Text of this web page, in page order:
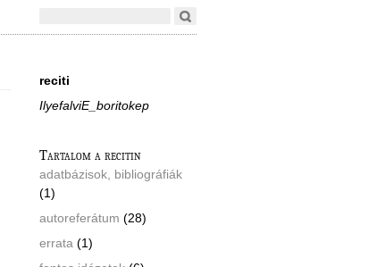
reciti
IlyefalviE_boritokep
Tartalom a recitin
adatbázisok, bibliográfiák
(1)
autoreferátum (28)
errata (1)